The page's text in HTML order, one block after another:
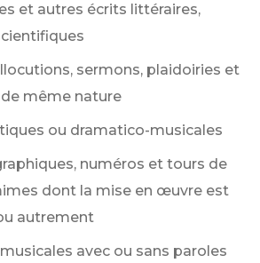
et autres écrits littéraires,
sermons, plaidoiries et
même nature
ou dramatico-musicales
numéros et tours de
dont la mise en œuvre est
autrement
avec ou sans paroles